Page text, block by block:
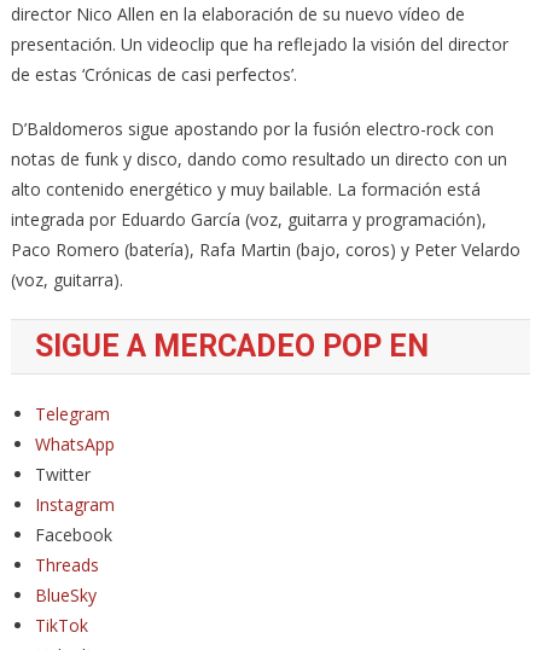
director Nico Allen en la elaboración de su nuevo vídeo de
presentación. Un videoclip que ha reflejado la visión del director
de estas ‘Crónicas de casi perfectos’.
D’Baldomeros sigue apostando por la fusión electro-rock con
notas de funk y disco, dando como resultado un directo con un
alto contenido energético y muy bailable. La formación está
integrada por Eduardo García (voz, guitarra y programación),
Paco Romero (batería), Rafa Martin (bajo, coros) y Peter Velardo
(voz, guitarra).
SIGUE A MERCADEO POP EN
Telegram
WhatsApp
Twitter
Instagram
Facebook
Threads
BlueSky
TikTok